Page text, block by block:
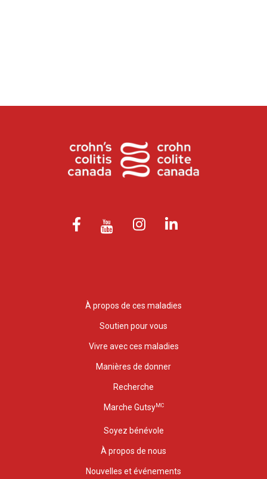
À propos de ces maladies
Soutien pour vous
Vivre avec ces maladies
Manières de donner
Recherche
Marche GutsyMC
Soyez bénévole
À propos de nous
Nouvelles et événements